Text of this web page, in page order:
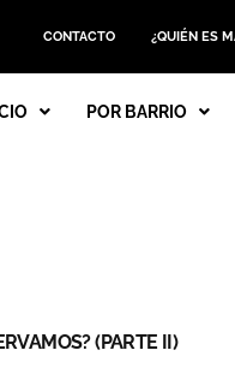
CONTACTO ¿QUIÉN ES
POR BARRIO
(PARTE II)